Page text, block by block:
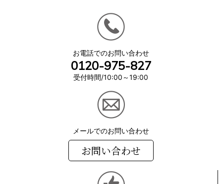
お電話でのお問い合わせ
0120-975-827
受付時間/10:00～19:00
メールでのお問い合わせ
お問い合わせ